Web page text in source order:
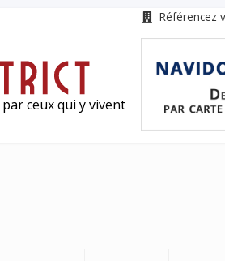
Référencez
par ceux qui y vivent